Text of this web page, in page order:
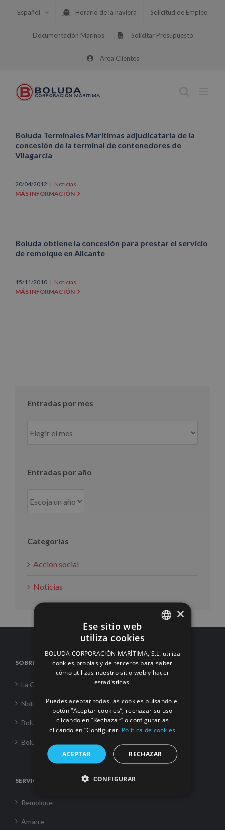
Español Horario de la naviera Solicitud de Empleo
Documentación Marinos Solicitar Presupuesto
Área Clientes
Boluda Terminales Marítimas adjudicataria de la
concesión de la terminal de contenedores de
Vilagarcía
20/04/2012 | Noticias
MÁS INFORMACIÓN
Boluda obtiene la concesión para prestar el servicio
de remolque en Alicante
15/11/2010 | Noticias
MÁS INFORMACIÓN
Entradas por mes
por
Entradas por año
Categorías
Acción social
Noticias
SOBRE NOSOTROS
La Corporación
Noticias
Boluda Towage
Boluda Shipping
SERVICIOS
Remolque
Amarre
ENGLISH
FRENCH
×
Ese sitio web
utiliza cookies
BOLUDA CORPORACIÓN MARÍTIMA, S.L. utiliza
cookies propias y de terceros para saber
cómo utilizas nuestro sitio web y hacer
estadísticas.
Puedes aceptar todas las cookies pulsando el
botón “Aceptar cookies”, rechazar su uso
clicando en “Rechazar” o configurarlas
clicando en “Configurar. Política de cookies
ACEPTAR RECHAZAR
CONFIGURAR